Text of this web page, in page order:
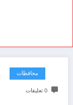
محافظات
0 تعليقات